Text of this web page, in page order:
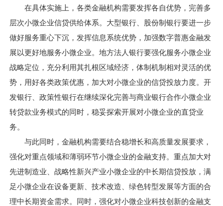
在具体实施上，各类金融机构需要发挥各自优势，完善多
层次小微企业信贷供给体系。大型银行、股份制银行要进一步
做好服务重心下沉，发挥信息系统优势，加强数字普惠金融发
展以更好地服务小微企业。地方法人银行要强化服务小微企业
战略定位，充分利用其扎根区域经济，体制机制相对灵活的优
势，用好各类政策优惠，加大对小微企业的信贷投放力度。开
发银行、政策性银行在继续深化完善与商业银行合作小微企业
转贷款业务模式的同时，稳妥探索开展对小微企业的直贷业
务。
与此同时，金融机构需要结合稳增长和高质量发展要求，
强化对重点领域和薄弱环节小微企业的金融支持。重点加大对
先进制造业、战略性新兴产业小微企业的中长期信贷投放，满
足小微企业在设备更新、技术改造、绿色转型发展等方面的合
理中长期资金需求。同时，强化对小微企业科技创新的金融支